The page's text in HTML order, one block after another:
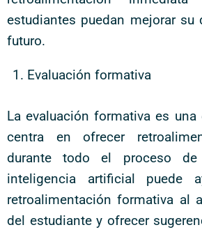
estudiantes puedan mejorar su
futuro.
Evaluación formativa
La evaluación formativa es una
centra en ofrecer
durante todo el proceso de
inteligencia artificial puede
retroalimentación formativa al
del estudiante y ofrecer